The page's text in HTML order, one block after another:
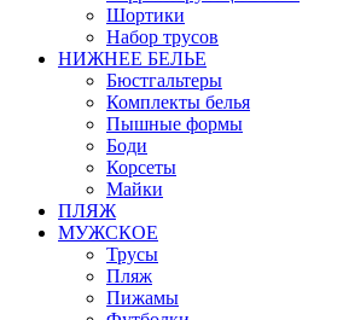
Шортики
Набор трусов
НИЖНЕЕ БЕЛЬЕ
Бюстгальтеры
Комплекты белья
Пышные формы
Боди
Корсеты
Майки
ПЛЯЖ
МУЖСКОЕ
Трусы
Пляж
Пижамы